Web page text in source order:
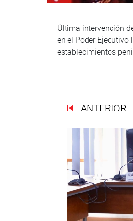
Última intervención
en el Poder
establecimientos
ANTERIOR